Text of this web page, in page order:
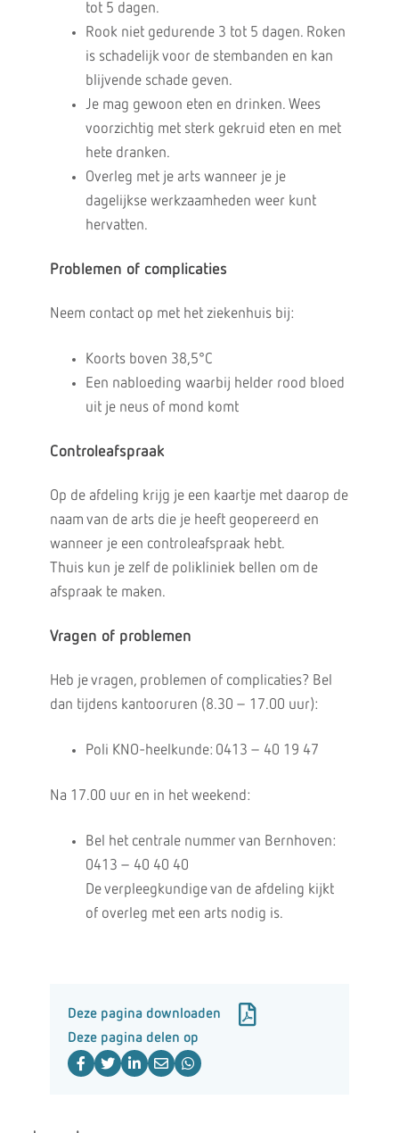
tot 5 dagen.
Rook niet gedurende 3 tot 5 dagen. Roken
is schadelijk voor de stembanden en kan
blijvende schade geven.
Je mag gewoon eten en drinken. Wees
voorzichtig met sterk gekruid eten en met
hete dranken.
Overleg met je arts wanneer je je
dagelijkse werkzaamheden weer kunt
hervatten.
Problemen of complicaties
Neem contact op met het ziekenhuis bij:
Koorts boven 38,5°C
Een nabloeding waarbij helder rood bloed
uit je neus of mond komt
Controleafspraak
Op de afdeling krijg je een kaartje met daarop de
naam van de arts die je heeft geopereerd en
wanneer je een controleafspraak hebt.
Thuis kun je zelf de polikliniek bellen om de
afspraak te maken.
Vragen of problemen
Heb je vragen, problemen of complicaties? Bel
dan tijdens kantooruren (8.30 – 17.00 uur):
Poli KNO-heelkunde: 0413 – 40 19 47
Na 17.00 uur en in het weekend:
Bel het centrale nummer van Bernhoven:
0413 – 40 40 40
De verpleegkundige van de afdeling kijkt
of overleg met een arts nodig is.
Deze pagina downloaden
Deze pagina delen op